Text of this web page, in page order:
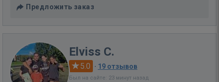
Предложить заказ
Elviss C.
5.0 · 19 отзывов
Был на сайте: 23 минут назад